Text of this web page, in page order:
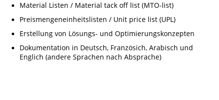
Material Listen / Material tack off list (MTO-list)
Preismengeneinheitslisten / Unit price list (UPL)
Erstellung von Lösungs- und Optimierungskonzepten
Dokumentation in Deutsch, Französich, Arabisch und
Englich (andere Sprachen nach Absprache)